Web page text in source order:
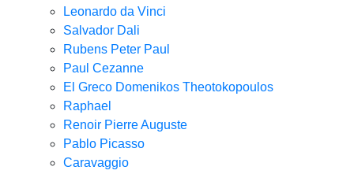
Leonardo da Vinci
Salvador Dali
Rubens Peter Paul
Paul Cezanne
El Greco Domenikos Theotokopoulos
Raphael
Renoir Pierre Auguste
Pablo Picasso
Caravaggio